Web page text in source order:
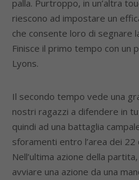
palla. Purtroppo, in un’altra
riescono ad impostare un
che consente loro di segnare
Finisce il primo tempo con un
Lyons.
Il secondo tempo vede una
nostri ragazzi a difendere in
quindi ad una battaglia
sforamenti entro l’area dei
Nell’ultima azione della
avviare una azione da una